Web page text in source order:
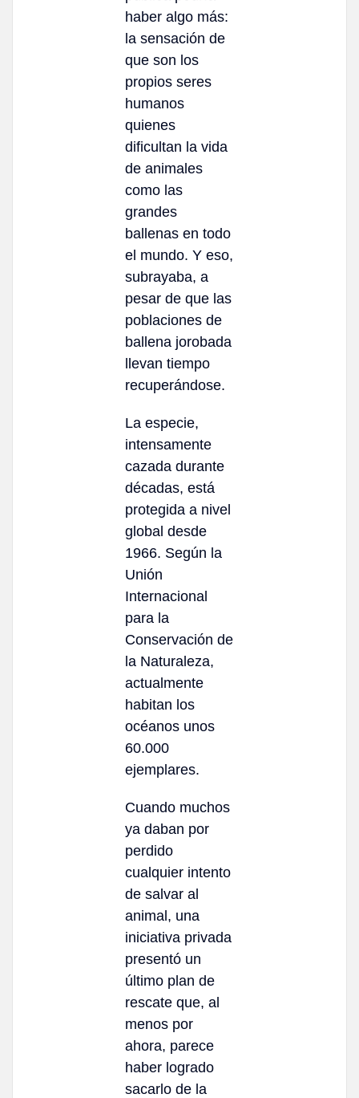
haber algo más:
la sensación de
que son los
propios seres
humanos
quienes
dificultan la vida
de animales
como las
grandes
ballenas en todo
el mundo. Y eso,
subrayaba, a
pesar de que las
poblaciones de
ballena jorobada
llevan tiempo
recuperándose.
La especie,
intensamente
cazada durante
décadas, está
protegida a nivel
global desde
1966. Según la
Unión
Internacional
para la
Conservación de
la Naturaleza,
actualmente
habitan los
océanos unos
60.000
ejemplares.
Cuando muchos
ya daban por
perdido
cualquier intento
de salvar al
animal, una
iniciativa privada
presentó un
último plan de
rescate que, al
menos por
ahora, parece
haber logrado
sacarlo de la